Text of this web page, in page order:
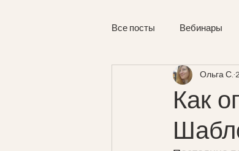
Все посты Вебинары
Функциональные
М'язова сістема. Курс
Как
Ольга С.